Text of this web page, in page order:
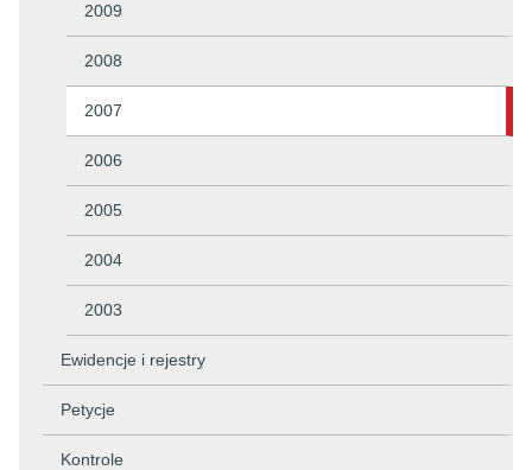
2009
2008
2007
2006
2005
2004
2003
Ewidencje i rejestry
Petycje
Kontrole